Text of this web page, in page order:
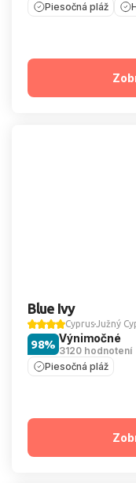
Piesočná pláž
Blue Ivy
CyprusJužný
Výnimočné
3120 hodnotení
98%
Piesočná pláž